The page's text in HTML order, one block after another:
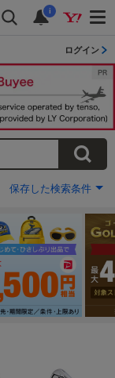
i
ログイン
保存した検索条件